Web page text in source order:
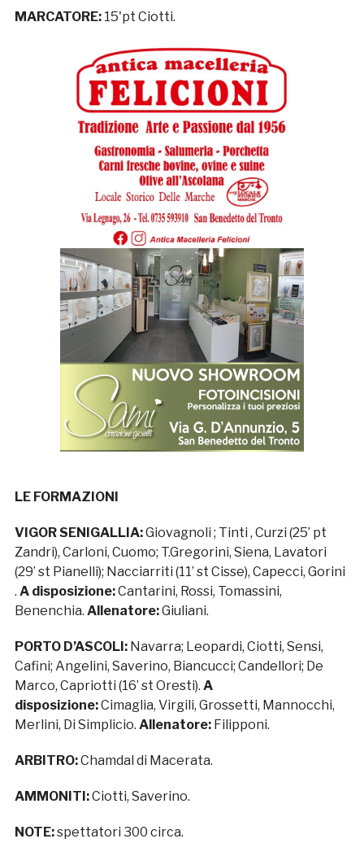
MARCATORE: 15'pt Ciotti.
LE FORMAZIONI
VIGOR SENIGALLIA:Giovagnoli ; Tinti , Curzi (25’ pt
Zandri), Carloni, Cuomo; T.Gregorini, Siena, Lavatori
(29’ st Pianelli); Nacciarriti (11’ st Cisse), Capecci, Gorini
. A disposizione:Cantarini, Rossi, Tomassini,
Benenchia. Allenatore:Giuliani.
PORTO D’ASCOLI: Navarra; Leopardi, Ciotti, Sensi,
Cafini; Angelini, Saverino, Biancucci; Candellori; De
Marco, Capriotti (16’ st Oresti). A
disposizione:Cimaglia, Virgili, Grossetti, Mannocchi,
Merlini, Di Simplicio. Allenatore:Filipponi.
ARBITRO:Chamdal di Macerata.
AMMONITI:Ciotti, Saverino.
NOTE:spettatori 300 circa.